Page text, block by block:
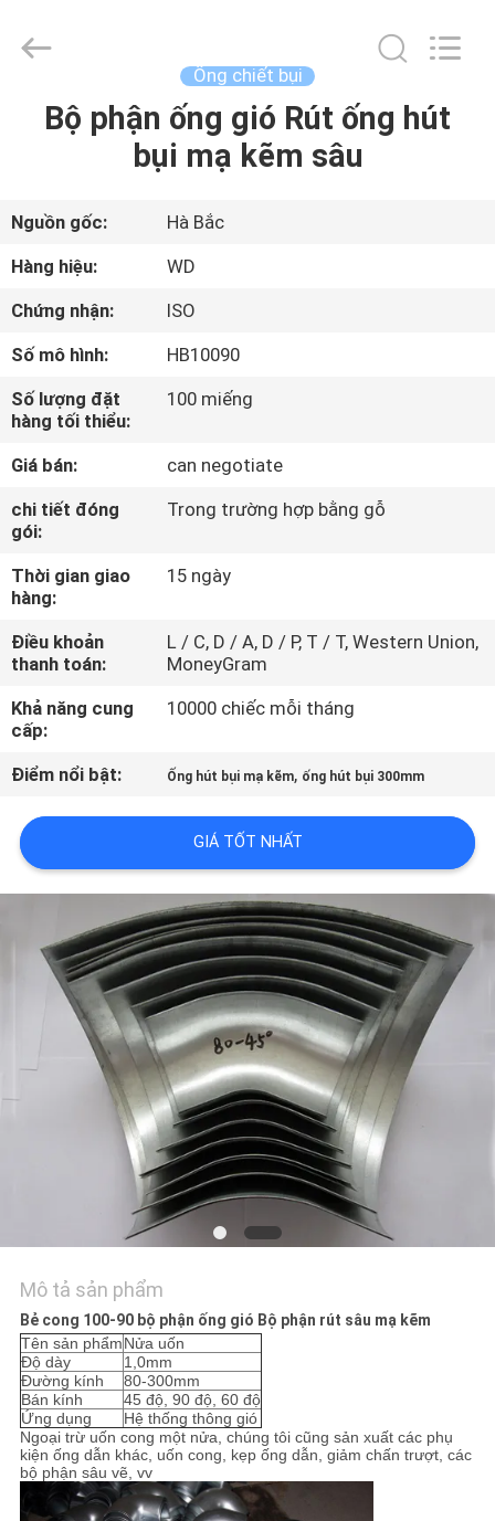
NHÀ
SẢN
PHẨM
CHÚNG
TÔI
CHUYẾN
THAM
NHÀ
MÁY
KIỂM
SOÁT
CHẤT
LƯỢNG
LIÊN
VỚI
CHÚNG
TIN
TRƯỜNG
HỢP
SƠ
ĐỒ
TRANG
WEB
WOODOO
TRADE
Ống chiết bụi
Bộ phận ống gió Rút ống hút
bụi mạ kẽm sâu
Nguồn gốc:
Hà Bắc
Hàng hiệu:
WD
Chứng nhận:
ISO
Số mô hình:
HB10090
Số lượng đặt
hàng tối thiểu:
100 miếng
Giá bán:
can negotiate
chi tiết đóng
gói:
Trong trường hợp bằng gỗ
Thời gian giao
hàng:
15 ngày
Điều khoản
thanh toán:
L / C, D / A, D / P, T / T, Western Union,
MoneyGram
Khả năng cung
cấp:
10000 chiếc mỗi tháng
Điểm nổi bật: Ống hút bụi mạ kẽm, ống hút bụi 300mm
GIÁ TỐT NHẤT
Mô tả sản phẩm
Bẻ cong 100-90 bộ phận ống gió Bộ phận rút sâu mạ kẽm
Tên sản phẩmNửa uốn
Độ dày
1,0mm
Đường kính
80-300mm
Bán kính
45 độ, 90 độ, 60 độ
Ứng dụng
Hệ thống thông gió
Ngoại trừ uốn cong một nửa, chúng tôi cũng sản xuất các phụ
kiện ống dẫn khác, uốn cong, kẹp ống dẫn, giảm chấn trượt, các
bộ phận sâu vẽ, vv